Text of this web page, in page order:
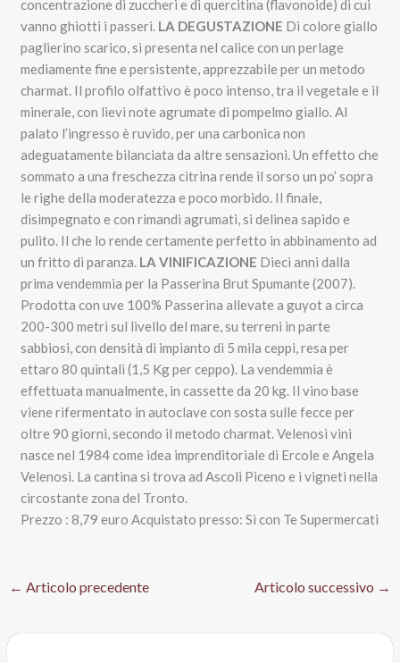
concentrazione di zuccheri e di quercitina (flavonoide) di cui
vanno ghiotti i passeri. LA DEGUSTAZIONE Di colore giallo
paglierino scarico, si presenta nel calice con un perlage
mediamente fine e persistente, apprezzabile per un metodo
charmat. Il profilo olfattivo è poco intenso, tra il vegetale e il
minerale, con lievi note agrumate di pompelmo giallo. Al
palato l’ingresso è ruvido, per una carbonica non
adeguatamente bilanciata da altre sensazioni. Un effetto che
sommato a una freschezza citrina rende il sorso un po’ sopra
le righe della moderatezza e poco morbido. Il finale,
disimpegnato e con rimandi agrumati, si delinea sapido e
pulito. Il che lo rende certamente perfetto in abbinamento ad
un fritto di paranza. LA VINIFICAZIONE Dieci anni dalla
prima vendemmia per la Passerina Brut Spumante (2007).
Prodotta con uve 100% Passerina allevate a guyot a circa
200-300 metri sul livello del mare, su terreni in parte
sabbiosi, con densità di impianto di 5 mila ceppi, resa per
ettaro 80 quintali (1,5 Kg per ceppo). La vendemmia è
effettuata manualmente, in cassette da 20 kg. Il vino base
viene rifermentato in autoclave con sosta sulle fecce per
oltre 90 giorni, secondo il metodo charmat.Velenosi vini
nasce nel 1984 come idea imprenditoriale di Ercole e Angela
Velenosi. La cantina si trova ad Ascoli Piceno e i vigneti nella
circostante zona del Tronto.
Prezzo : 8,79 euroAcquistato presso: Sì con Te Supermercati
← Articolo precedente Articolo successivo →